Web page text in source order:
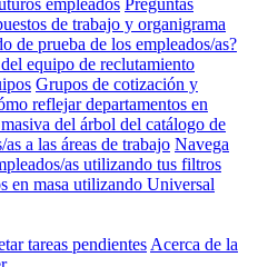
de trabajo y organigrama
de prueba de los empleados/as?
equipo de reclutamiento
Grupos de cotización y
reflejar departamentos en
del árbol del catálogo de
a las áreas de trabajo Navega
as utilizando tus filtros
en masa utilizando Universal
tareas pendientes Acerca de la